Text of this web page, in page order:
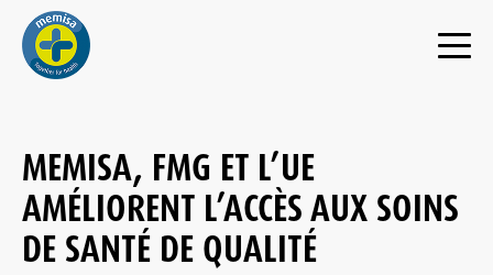
MEMISA, FMG ET L’UE
AMÉLIORENT L’ACCÈS AUX SOINS
DE SANTÉ DE QUALITÉ